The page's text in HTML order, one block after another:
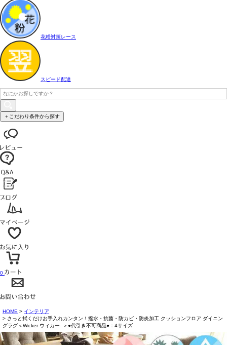
花粉対策レース
スピード配達
＋こだわり条件から探す
0
HOME
インテリア
さっと拭くだけお手入れカンタン！撥水・抗菌・防カビ・防炎加工 クッションフロア ダイニン
グラグ＜Wicker-ウィカー- ＞●代引き不可商品●：4サイズ